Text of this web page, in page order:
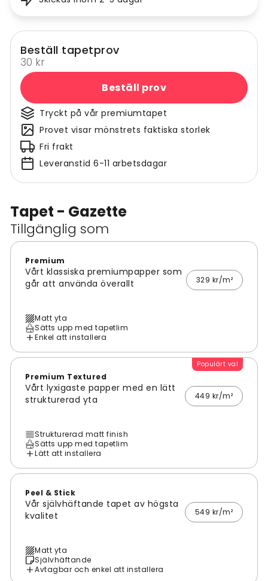
Tapet - Gazette
Tillgänglig som
Premium
Vårt klassiska premiumpapper som
går att använda överallt
329 kr/m²
Matt yta
Sätts upp med tapetlim
Enkel att installera
Populärt val
Premium Textured
Vårt lyxigaste papper med en lätt
strukturerad yta
449 kr/m²
Strukturerad matt finish
Sätts upp med tapetlim
Lätt att installera
Peel & Stick
Vår självhäftande tapet av högsta
kvalitet
549 kr/m²
Matt yta
Självhäftande
Avtagbar och enkel att installera
Beställ tapetprov
30 kr
Beställ prov
Tryckt på vår premiumtapet
Provet visar mönstrets faktiska storlek
Fri frakt
Leveranstid 6-11 arbetsdagar